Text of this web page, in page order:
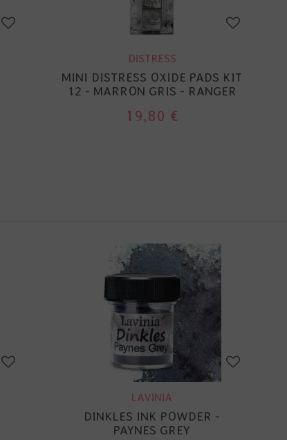
DISTRESS
MINI DISTRESS OXIDE PADS KIT
12 - MARRON GRIS - RANGER
19,80 €
LAVINIA
DINKLES INK POWDER -
PAYNES GREY